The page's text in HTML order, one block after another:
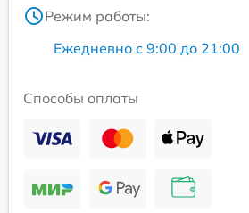
Режим работы:
Ежедневно с 9:00 до 21:00
Способы оплаты